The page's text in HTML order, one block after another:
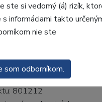
frontálne
veľmi estetické živičné
použitiu špeciálnej živice
ZOBRAZIT VÍCE
801212
ste si vedomý (á) rizík,
informáciami takto
nie ste
som odborníkom.